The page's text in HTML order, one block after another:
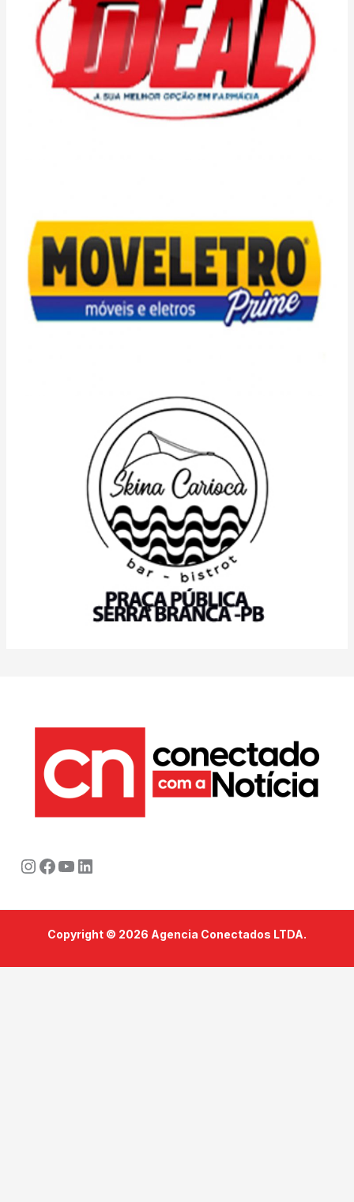
Instagram
Facebook
Youtube
LinkedIn
Copyright © 2026 Agencia Conectados LTDA.